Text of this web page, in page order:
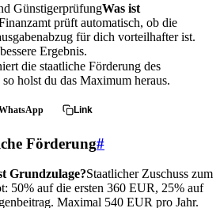
GünstigerprüfungWas ist
prüft automatisch, ob die
für dich vorteilhafter ist.
Ergebnis.
die staatliche Förderung des
holst du das Maximum heraus.
Link
Förderung#
Grundzulage?Staatlicher Zuschuss zum
50% auf die ersten 360 EUR, 25% auf
Maximal 540 EUR pro Jahr.